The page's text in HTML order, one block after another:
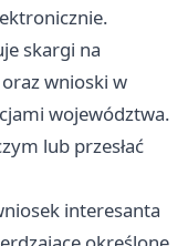
skargi na
wnioski w
województwa.
lub przesłać
interesanta